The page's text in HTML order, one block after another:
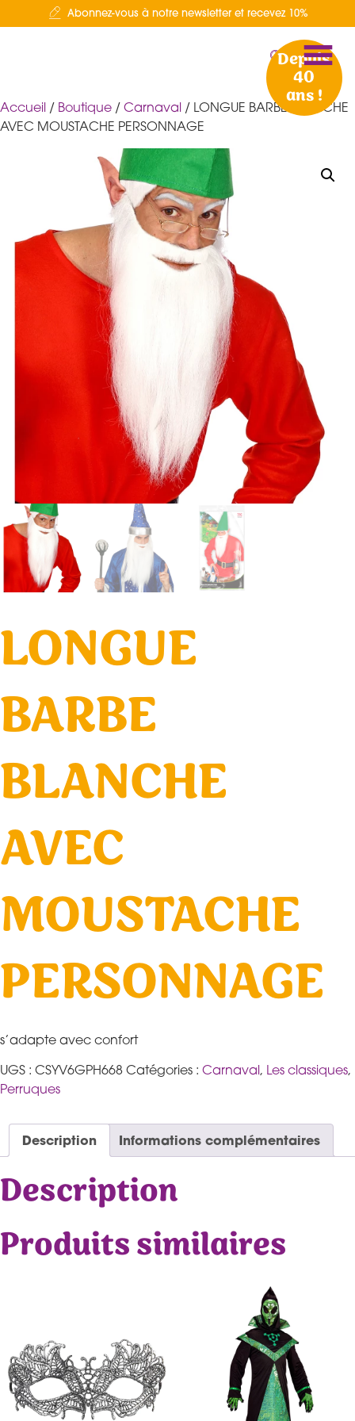
Abonnez-vous à notre newsletter et recevez 10%
Depuis
40
ans !
Accueil / Boutique / Carnaval / LONGUE BARBE BLANCHE
AVEC MOUSTACHE PERSONNAGE
LONGUE
BARBE
BLANCHE
AVEC
MOUSTACHE
PERSONNAGE
s’adapte avec confort
UGS : CSYV6GPH668 Catégories : Carnaval, Les classiques,
Perruques
Description Informations complémentaires
Description
Produits similaires